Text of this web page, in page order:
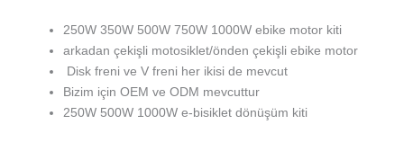
250W 350W 500W 750W 1000W ebike motor kiti
arkadan çekişli motosiklet/önden çekişli ebike motor
Disk freni ve V freni her ikisi de mevcut
Bizim için OEM ve ODM mevcuttur
250W 500W 1000W e-bisiklet dönüşüm kiti